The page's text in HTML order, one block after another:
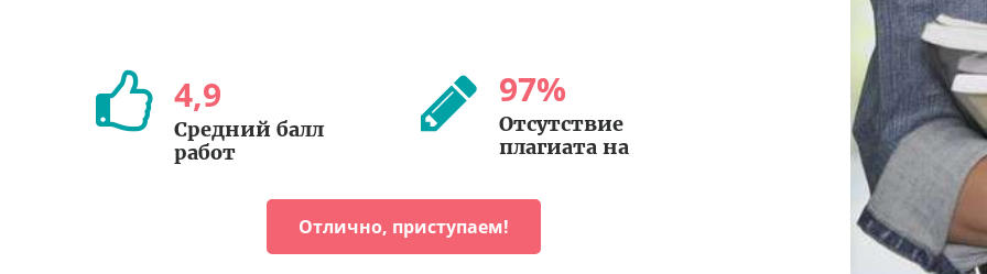
4,9
Средний балл
работ
97%
Отсутствие
плагиата на
Отлично, приступаем!